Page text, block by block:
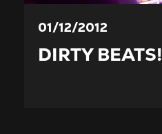
01/12/2012
DIRTY BEATS!